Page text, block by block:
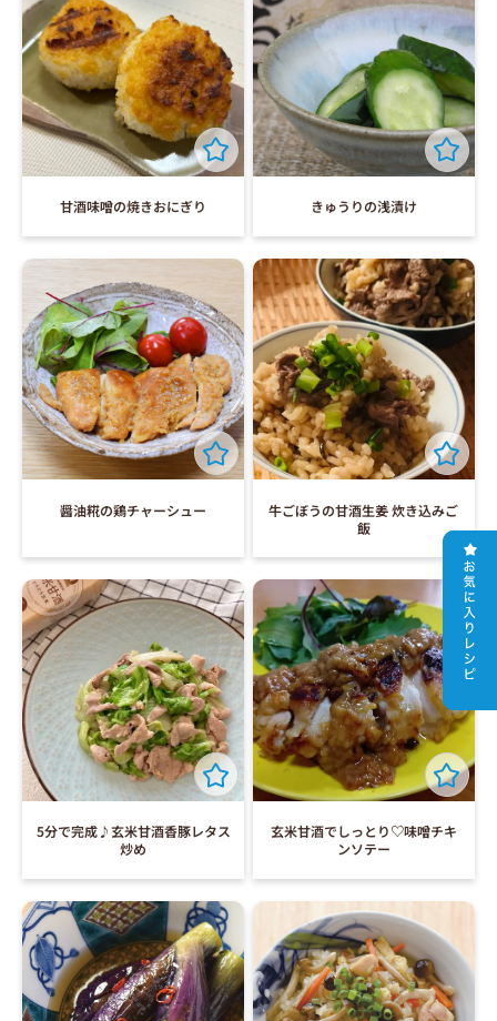
甘酒味噌の焼きおにぎり きゅうりの浅漬け
醤油糀の鶏チャーシュー
牛ごぼうの甘酒生姜 炊き込みご
飯
5分で完成♪玄米甘酒香豚レタス
炒め
玄米甘酒でしっとり♡味噌チキ
ンソテー